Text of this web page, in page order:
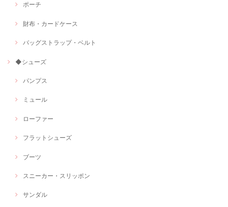
ポーチ
財布・カードケース
バッグストラップ・ベルト
◆シューズ
パンプス
ミュール
ローファー
フラットシューズ
ブーツ
スニーカー・スリッポン
サンダル